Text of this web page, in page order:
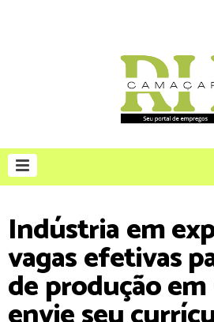
Indústria em
vagas efetivas
de produção em